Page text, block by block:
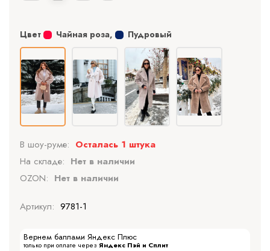
Цвет Чайная роза, Пудровый
В шоу-руме: Осталась 1 штука
На складе: Нет в наличии
OZON: Нет в наличии
Артикул: 9781-1
Вернем баллами Яндекс Плюс
только при оплате через Яндекс Пэй и Сплит